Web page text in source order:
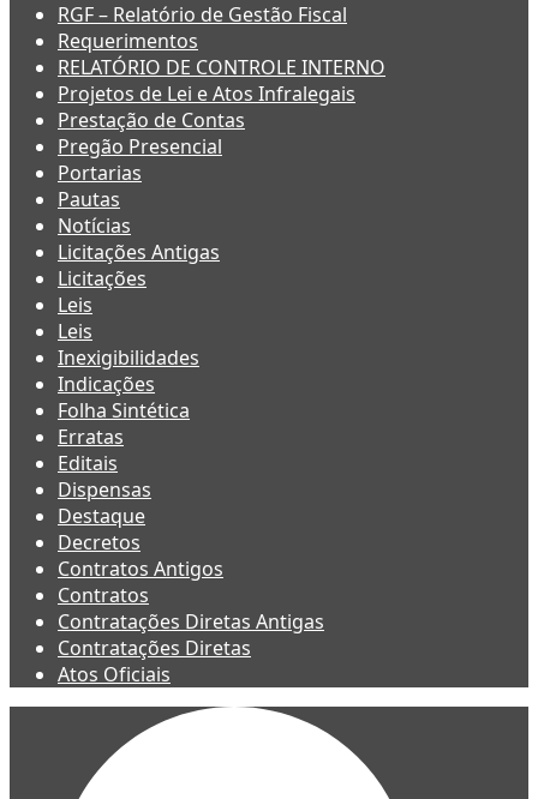
RGF – Relatório de Gestão Fiscal
Requerimentos
RELATÓRIO DE CONTROLE INTERNO
Projetos de Lei e Atos Infralegais
Prestação de Contas
Pregão Presencial
Portarias
Pautas
Notícias
Licitações Antigas
Licitações
Leis
Leis
Inexigibilidades
Indicações
Folha Sintética
Erratas
Editais
Dispensas
Destaque
Decretos
Contratos Antigos
Contratos
Contratações Diretas Antigas
Contratações Diretas
Atos Oficiais